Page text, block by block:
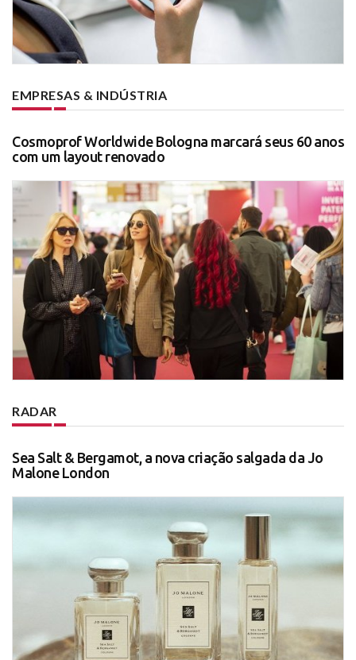
EMPRESAS & INDÚSTRIA
Cosmoprof Worldwide Bologna marcará seus 60 anos
com um layout renovado
RADAR
Sea Salt & Bergamot, a nova criação salgada da Jo
Malone London